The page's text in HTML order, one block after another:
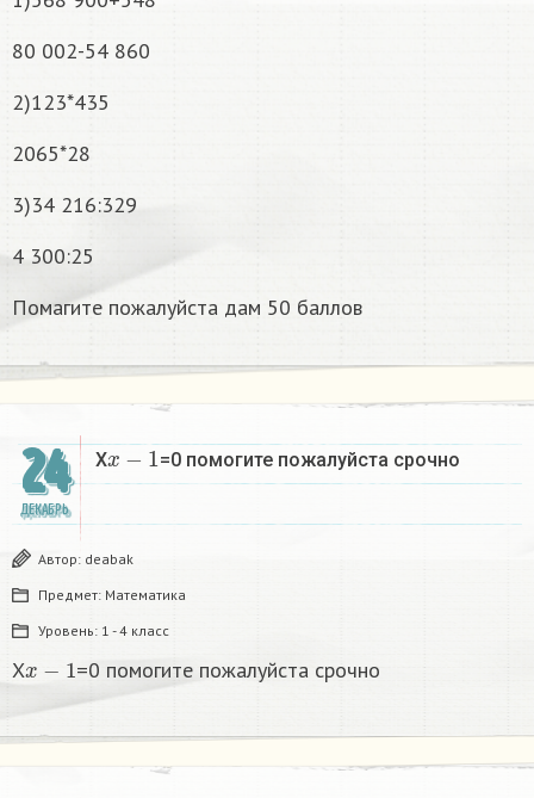
80 002-54 860
2)123*435
2065*28
3)34 216:329
4 300:25
Помагите пожалуйста дам 50 баллов
24
ДЕКАБРЬ
X
x−1
=0 помогите пожалуйста срочно
Автор: deabak
Предмет: Математика
Уровень: 1 - 4 класс
X =0 помогите пожалуйста срочно